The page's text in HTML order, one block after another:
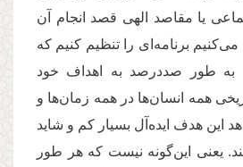
یا مقاصد الهی قصد انجام آن
برنامه‌ای را تنظیم کنیم که
به طور صددرصد به اهداف خود
همه انسان‌ها در همه زمان‌ها و
این هدف ایده‌آل بسیار کم و شاید
یعنی این‌گونه نیست که هر طور